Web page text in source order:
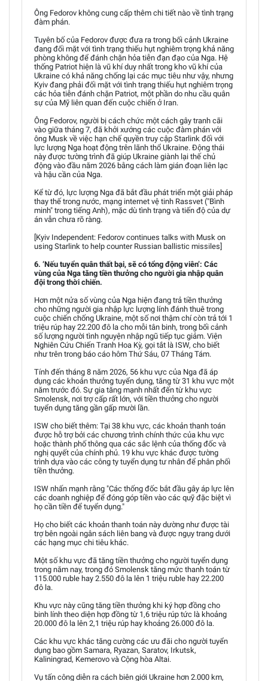
Ông Fedorov không cung cấp thêm chi tiết nào về tình trạng
đàm phán.
Tuyên bố của Fedorov được đưa ra trong bối cảnh Ukraine
đang đối mặt với tình trạng thiếu hụt nghiêm trọng khả năng
phòng không để đánh chặn hỏa tiễn đạn đạo của Nga. Hệ
thống Patriot hiện là vũ khí duy nhất trong kho vũ khí của
Ukraine có khả năng chống lại các mục tiêu như vậy, nhưng
Kyiv đang phải đối mặt với tình trạng thiếu hụt nghiêm trọng
các hỏa tiễn đánh chặn Patriot, một phần do nhu cầu quân
sự của Mỹ liên quan đến cuộc chiến ở Iran.
Ông Fedorov, người bị cách chức một cách gây tranh cãi
vào giữa tháng 7, đã khởi xướng các cuộc đàm phán với
ông Musk về việc hạn chế quyền truy cập Starlink đối với
lực lượng Nga hoạt động trên lãnh thổ Ukraine. Động thái
này được tường trình đã giúp Ukraine giành lại thế chủ
động vào đầu năm 2026 bằng cách làm gián đoạn liên lạc
và hậu cần của Nga.
Kể từ đó, lực lượng Nga đã bắt đầu phát triển một giải pháp
thay thế trong nước, mạng internet vệ tinh Rassvet ("Bình
minh" trong tiếng Anh), mặc dù tình trạng và tiến độ của dự
án vẫn chưa rõ ràng.
[Kyiv Independent: Fedorov continues talks with Musk on
using Starlink to help counter Russian ballistic missiles]
6. ‘Nếu tuyển quân thất bại, sẽ có tổng động viên’: Các
vùng của Nga tăng tiền thưởng cho người gia nhập quân
đội trong thời chiến.
Hơn một nửa số vùng của Nga hiện đang trả tiền thưởng
cho những người gia nhập lực lượng lính đánh thuê trong
cuộc chiến chống Ukraine, một số nơi thậm chí còn trả tới 1
triệu rúp hay 22.200 đô la cho mỗi tân binh, trong bối cảnh
số lượng người tình nguyện nhập ngũ tiếp tục giảm. Viện
Nghiên Cứu Chiến Tranh Hoa Kỳ, gọi tắt là ISW, cho biết
như trên trong báo cáo hôm Thứ Sáu, 07 Tháng Tám.
Tính đến tháng 8 năm 2026, 56 khu vực của Nga đã áp
dụng các khoản thưởng tuyển dụng, tăng từ 31 khu vực một
năm trước đó. Sự gia tăng mạnh nhất đến từ khu vực
Smolensk, nơi trợ cấp rất lớn, với tiền thưởng cho người
tuyển dụng tăng gần gấp mười lần.
ISW cho biết thêm: Tại 38 khu vực, các khoản thanh toán
được hỗ trợ bởi các chương trình chính thức của khu vực
hoặc thành phố thông qua các sắc lệnh của thống đốc và
nghị quyết của chính phủ. 19 khu vực khác được tường
trình dựa vào các công ty tuyển dụng tư nhân để phân phối
tiền thưởng.
ISW nhấn mạnh rằng "Các thống đốc bắt đầu gây áp lực lên
các doanh nghiệp để đóng góp tiền vào các quỹ đặc biệt vì
họ cần tiền để tuyển dụng."
Họ cho biết các khoản thanh toán này dường như được tài
trợ bên ngoài ngân sách liên bang và được ngụy trang dưới
các hạng mục chi tiêu khác.
Một số khu vực đã tăng tiền thưởng cho người tuyển dụng
trong năm nay, trong đó Smolensk tăng mức thanh toán từ
115.000 ruble hay 2.550 đô la lên 1 triệu ruble hay 22.200
đô la.
Khu vực này cũng tăng tiền thưởng khi ký hợp đồng cho
binh lính theo diện hợp đồng từ 1,6 triệu rúp tức là khoảng
20.000 đô la lên 2,1 triệu rúp hay khoảng 26.000 đô la.
Các khu vực khác tăng cường các ưu đãi cho người tuyển
dụng bao gồm Samara, Ryazan, Saratov, Irkutsk,
Kaliningrad, Kemerovo và Cộng hòa Altai.
Vụ tấn công diễn ra cách biên giới Ukraine hơn 2.000 km,